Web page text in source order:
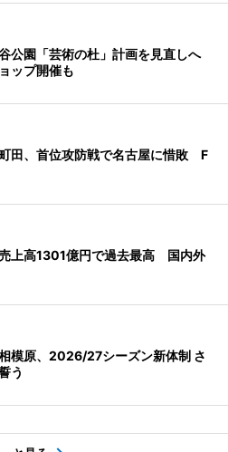
公園「芸術の杜」計画を見直しへ
ップ開催も
田、首位攻防戦で名古屋に惜敗 F
上高1301億円で過去最高 国内外
模原、2026/27シーズン新体制 さ
う